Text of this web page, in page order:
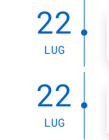
22
LUG
22
LUG